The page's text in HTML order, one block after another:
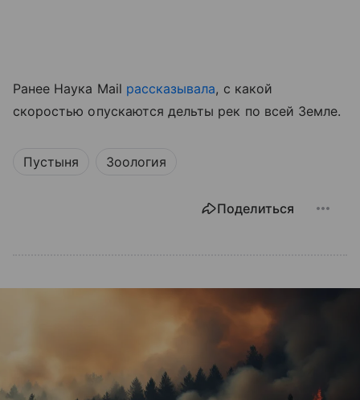
Ранее Наука Mail рассказывала, с какой
скоростью опускаются дельты рек по всей Земле.
Пустыня Зоология
Поделиться